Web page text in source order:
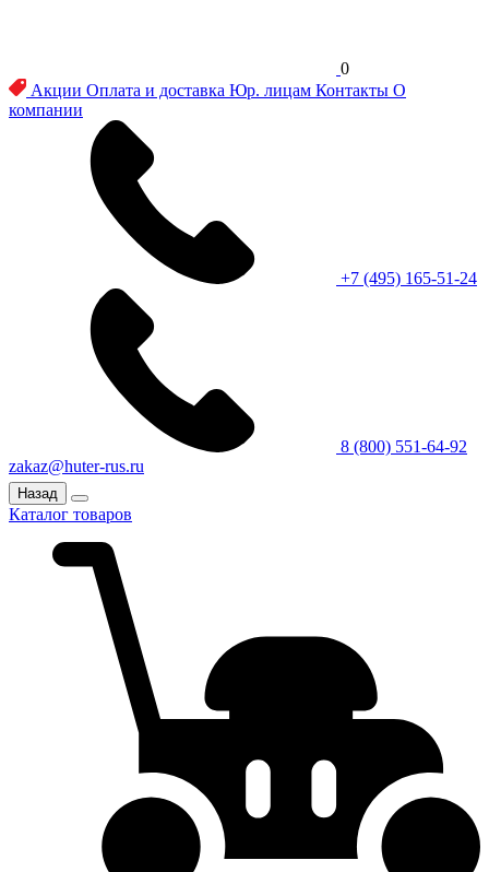
0
Акции Оплата и доставка Юр. лицам Контакты О
компании
+7 (495) 165-51-24
8 (800) 551-64-92
zakaz@huter-rus.ru
Назад
Каталог товаров